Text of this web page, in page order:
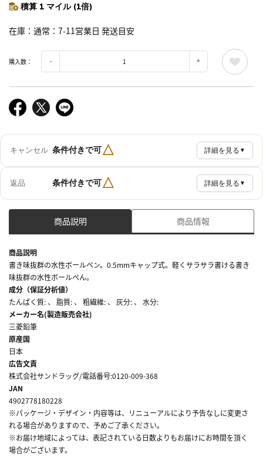
積算 1 マイル (1倍)
在庫 通常：7-11営業日 発送目安
購入数：
キャンセル 条件付きで可△ 詳細を見る ▼
返品 条件付きで可△ 詳細を見る ▼
商品説明 商品情報
商品説明
書き味抜群の水性ボールペン。0.5mmキャップ式。軽くサラサラ書ける書き
味抜群の水性ボールぺん。
成分（保証分析値）
たんぱく質: 、 脂質: 、 粗繊維: 、 灰分: 、 水分:
メーカー名(製造販売会社)
三菱鉛筆
原産国
日本
広告文責
株式会社サンドラッグ/電話番号:0120-009-368
JAN
4902778180228
※パッケージ・デザイン・内容等は、リニューアルにより予告なしに変更さ
れる場合がありますので、予めご了承ください。
※お届け地域によっては、表記されている日数よりもお届けにお時間を頂く
場合がございます。